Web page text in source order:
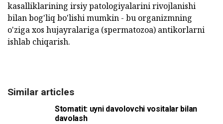
kasalliklarining irsiy patologiyalarini rivojlanishi
bilan bog'liq bo'lishi mumkin - bu organizmning
o'ziga xos hujayralariga (spermatozoa) antikorlarni
ishlab chiqarish.
Similar articles
Stomatit: uyni davolovchi vositalar bilan
davolash